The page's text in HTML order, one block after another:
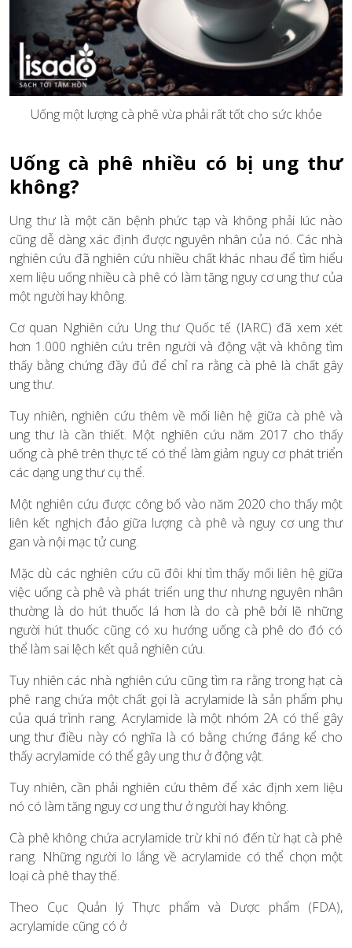
Uống một lượng cà phê vừa phải rất tốt cho sức khỏe
Uống cà phê nhiều có bị ung thư
không?
Ung thư là một căn bệnh phức tạp và không phải lúc nào
cũng dễ dàng xác định được nguyên nhân của nó. Các nhà
nghiên cứu đã nghiên cứu nhiều chất khác nhau để tìm hiểu
xem liệu uống nhiều cà phê có làm tăng nguy cơ ung thư của
một người hay không.
Cơ quan Nghiên cứu Ung thư Quốc tế (IARC) đã xem xét
hơn 1.000 nghiên cứu trên người và động vật và không tìm
thấy bằng chứng đầy đủ để chỉ ra rằng cà phê là chất gây
ung thư.
Tuy nhiên, nghiên cứu thêm về mối liên hệ giữa cà phê và
ung thư là cần thiết. Một nghiên cứu năm 2017 cho thấy
uống cà phê trên thực tế có thể làm giảm nguy cơ phát triển
các dạng ung thư cụ thể.
Một nghiên cứu được công bố vào năm 2020 cho thấy một
liên kết nghịch đảo giữa lượng cà phê và nguy cơ ung thư
gan và nội mạc tử cung.
Mặc dù các nghiên cứu cũ đôi khi tìm thấy mối liên hệ giữa
việc uống cà phê và phát triển ung thư nhưng nguyên nhân
thường là do hút thuốc lá hơn là do cà phê bởi lẽ những
người hút thuốc cũng có xu hướng uống cà phê do đó có
thể làm sai lệch kết quả nghiên cứu.
Tuy nhiên các nhà nghiên cứu cũng tìm ra rằng trong hạt cà
phê rang chứa một chất gọi là acrylamide là sản phẩm phụ
của quá trình rang. Acrylamide là một nhóm 2A có thể gây
ung thư điều này có nghĩa là có bằng chứng đáng kể cho
thấy acrylamide có thể gây ung thư ở động vật.
Tuy nhiên, cần phải nghiên cứu thêm để xác định xem liệu
nó có làm tăng nguy cơ ung thư ở người hay không.
Cà phê không chứa acrylamide trừ khi nó đến từ hạt cà phê
rang. Những người lo lắng về acrylamide có thể chọn một
loại cà phê thay thế.
Theo Cục Quản lý Thực phẩm và Dược phẩm (FDA),
acrylamide cũng có ở